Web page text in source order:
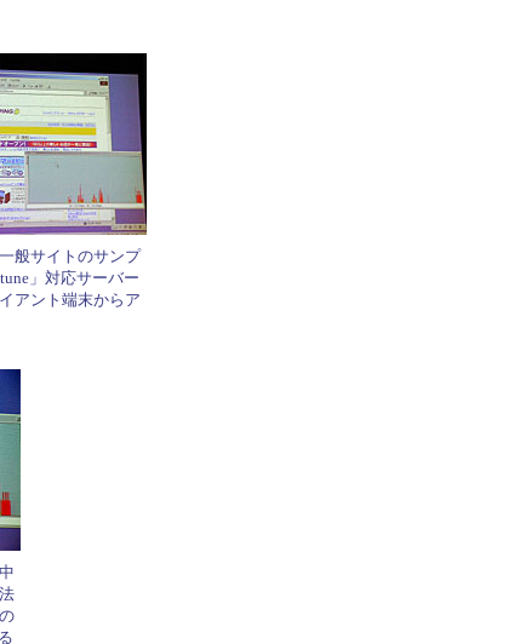
般サイトのサンプ
」対応サーバー
アント端末からア